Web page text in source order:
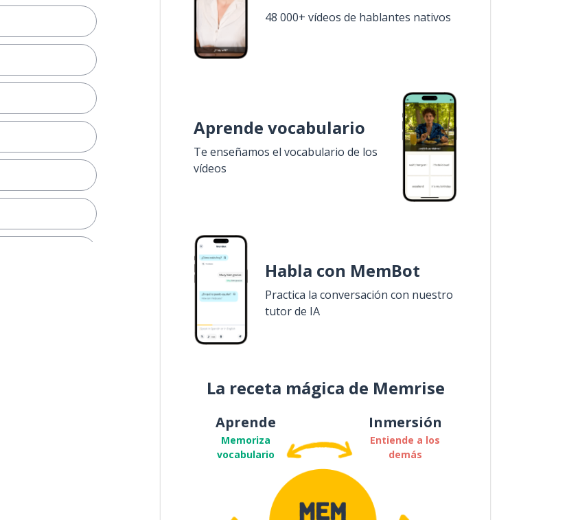
48 000+ vídeos de hablantes nativos
Aprende vocabulario
Te enseñamos el vocabulario de los
vídeos
Habla con MemBot
Practica la conversación con nuestro
tutor de IA
La receta mágica de Memrise
Aprende
Memoriza
vocabulario
Inmersión
Entiende a los
demás